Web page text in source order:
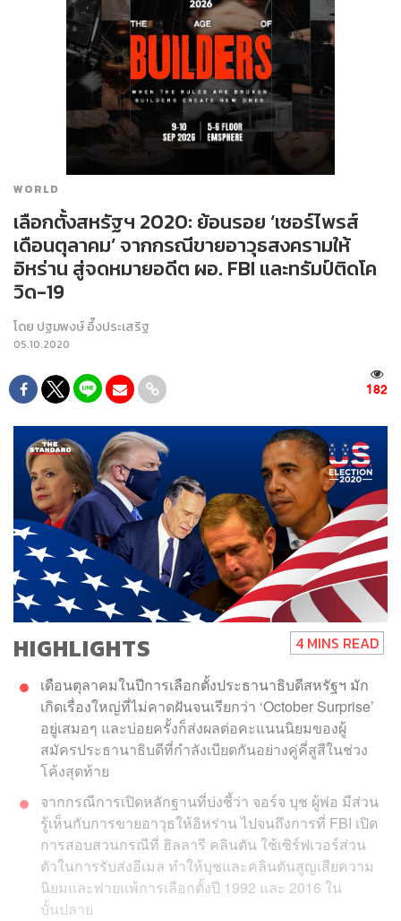
WORLD
เลือกตั้งสหรัฐฯ 2020: ย้อนรอย ‘เซอร์ไพรส์
เดือนตุลาคม’ จากกรณีขายอาวุธสงครามให้
อิหร่าน สู่จดหมายอดีต ผอ. FBI และทรัมป์ติดโค
วิด-19
โดย ปฐมพงษ์ อึ๊งประเสริฐ
05.10.2020
182
HIGHLIGHTS 4 MINS READ
เดือนตุลาคมในปีการเลือกตั้งประธานาธิบดีสหรัฐฯ มัก
เกิดเรื่องใหญ่ที่ไม่คาดฝันจนเรียกว่า ‘October Surprise’
อยู่เสมอๆ และบ่อยครั้งก็ส่งผลต่อคะแนนนิยมของผู้
สมัครประธานาธิบดีที่กำลังเบียดกันอย่างคู่คี่สูสีในช่วง
โค้งสุดท้าย
จากกรณีการเปิดหลักฐานที่บ่งชี้ว่า จอร์จ บุช ผู้พ่อ มีส่วน
รู้เห็นกับการขายอาวุธให้อิหร่าน ไปจนถึงการที่ FBI เปิด
การสอบสวนกรณีที่ ฮิลลารี คลินตัน ใช้เซิร์ฟเวอร์ส่วน
ตัวในการรับส่งอีเมล ทำให้บุชและคลินตันสูญเสียความ
นิยมและพ่ายแพ้การเลือกตั้งปี 1992 และ 2016 ใน
บั้นปลาย